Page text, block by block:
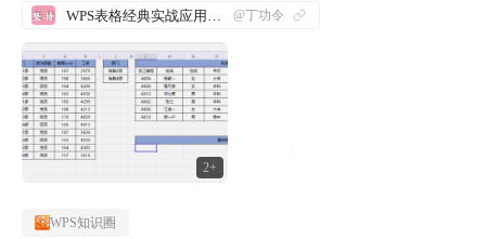
2+
操作一下，帮助大家理解这几个函数。步骤2：在L12...
@丁功令
WPS知识圈